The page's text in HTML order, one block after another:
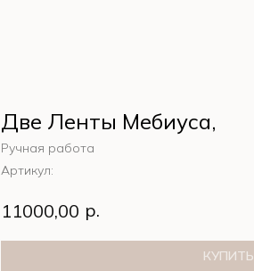
Две Ленты Мебиуса,
Ручная работа
Артикул:
11000,00 р.
КУПИТЬ